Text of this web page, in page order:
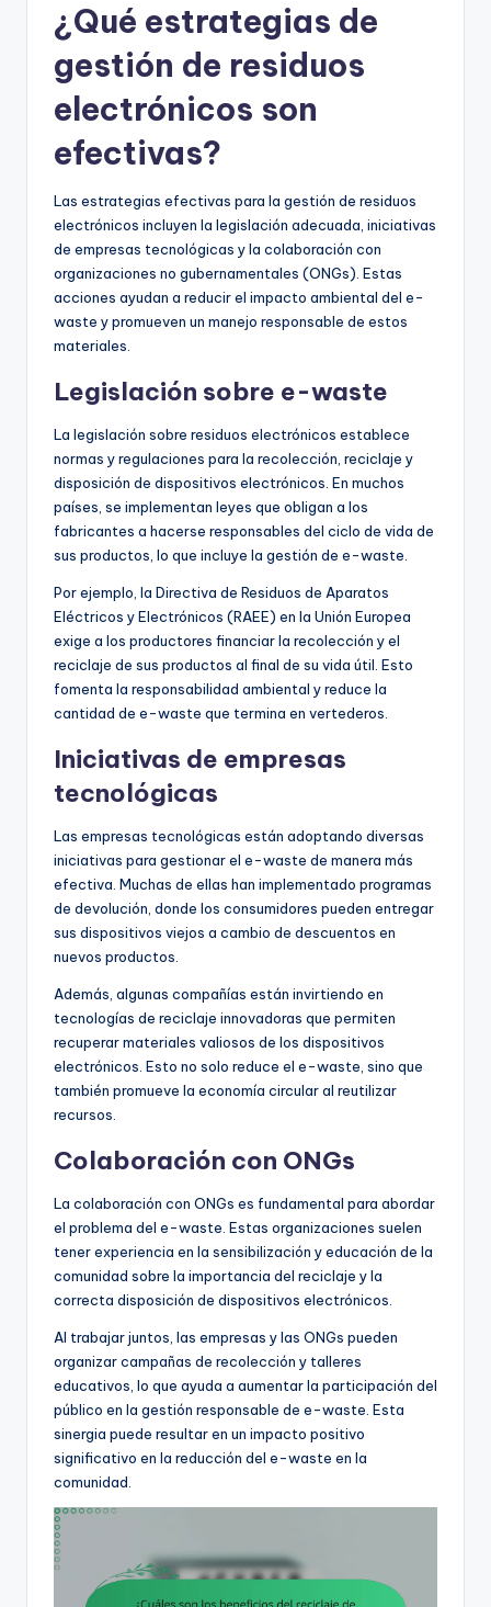
¿Qué estrategias de
gestión de residuos
electrónicos son
efectivas?
Las estrategias efectivas para la gestión de residuos
electrónicos incluyen la legislación adecuada, iniciativas
de empresas tecnológicas y la colaboración con
organizaciones no gubernamentales (ONGs). Estas
acciones ayudan a reducir el impacto ambiental del e-
waste y promueven un manejo responsable de estos
materiales.
Legislación sobre e-waste
La legislación sobre residuos electrónicos establece
normas y regulaciones para la recolección, reciclaje y
disposición de dispositivos electrónicos. En muchos
países, se implementan leyes que obligan a los
fabricantes a hacerse responsables del ciclo de vida de
sus productos, lo que incluye la gestión de e-waste.
Por ejemplo, la Directiva de Residuos de Aparatos
Eléctricos y Electrónicos (RAEE) en la Unión Europea
exige a los productores financiar la recolección y el
reciclaje de sus productos al final de su vida útil. Esto
fomenta la responsabilidad ambiental y reduce la
cantidad de e-waste que termina en vertederos.
Iniciativas de empresas
tecnológicas
Las empresas tecnológicas están adoptando diversas
iniciativas para gestionar el e-waste de manera más
efectiva. Muchas de ellas han implementado programas
de devolución, donde los consumidores pueden entregar
sus dispositivos viejos a cambio de descuentos en
nuevos productos.
Además, algunas compañías están invirtiendo en
tecnologías de reciclaje innovadoras que permiten
recuperar materiales valiosos de los dispositivos
electrónicos. Esto no solo reduce el e-waste, sino que
también promueve la economía circular al reutilizar
recursos.
Colaboración con ONGs
La colaboración con ONGs es fundamental para abordar
el problema del e-waste. Estas organizaciones suelen
tener experiencia en la sensibilización y educación de la
comunidad sobre la importancia del reciclaje y la
correcta disposición de dispositivos electrónicos.
Al trabajar juntos, las empresas y las ONGs pueden
organizar campañas de recolección y talleres
educativos, lo que ayuda a aumentar la participación del
público en la gestión responsable de e-waste. Esta
sinergia puede resultar en un impacto positivo
significativo en la reducción del e-waste en la
comunidad.